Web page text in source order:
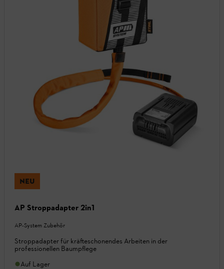
NEU
AP Stroppadapter 2in1
AP-System Zubehör
Stroppadapter für kräfteschonendes Arbeiten in der
professionellen Baumpflege
Auf Lager